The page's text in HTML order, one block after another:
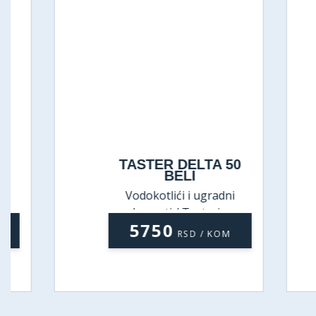
TASTER DELTA 50
Vodokotlići i ugradni
elementi / Tasteri za
ugradne vodokotliće
5750 RSD / KOM